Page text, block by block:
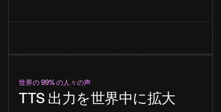
世界の 99% の人々の声
TTS 出力を世界中に拡大